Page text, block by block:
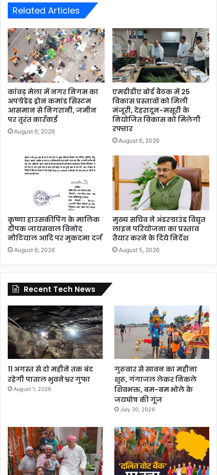
Related Articles
कांवड़ मेला में नगर निगम का
अपग्रेडेड ड्रोन कमांड सिस्टम
आसमान से निगरानी, जमीन
पर तुरंत कार्रवाई
August 6, 2026
एमडीडीए बोर्ड बैठक में 25
विकास प्रस्तावों को मिली
मंजूरी, देहरादून-मसूरी के
नियोजित विकास को मिलेगी
रफ्तार
August 6, 2026
कृष्णा हाउसकीपिंग के मालिक
दीपक जायसवाल विनोद
नौटियाल आदि पर मुकदमा दर्ज
August 6, 2026
मुख्य सचिव ने अंडरग्राउंड विद्युत
लाइन परियोजना का प्रस्ताव
तैयार करने के दिये निर्देश
August 5, 2026
Recent Tech News
11 अगस्त से दो महीने तक बंद
रहेगी पाताल भुवनेश्वर गुफा
August 1, 2026
गुरूवार से सावन का महीना
शुरू, गंगाजल लेकर निकले
शिवभक्त, बम-बम भोले के
जयघोष की गूंज
July 30, 2026